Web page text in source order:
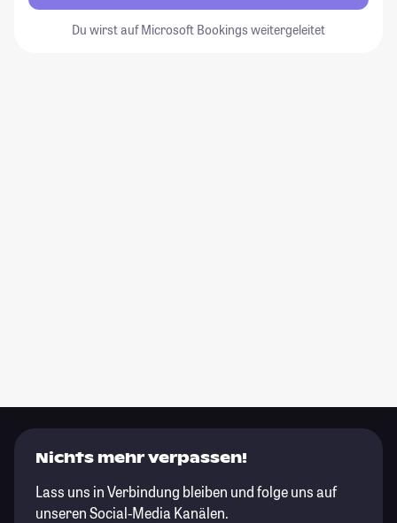
Du wirst auf Microsoft Bookings weitergeleitet
Nichts mehr verpassen!
Lass uns in Verbindung bleiben und folge uns auf
unseren Social-Media Kanälen.